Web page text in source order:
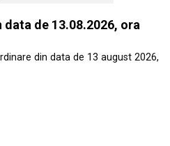
de 13.08.2026, ora
din data de 13 august 2026,